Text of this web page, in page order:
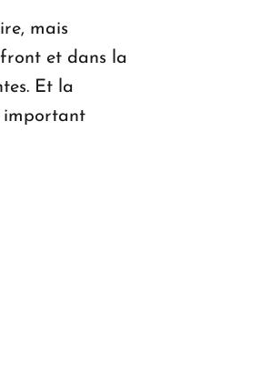
mais
et dans la
Et la
important